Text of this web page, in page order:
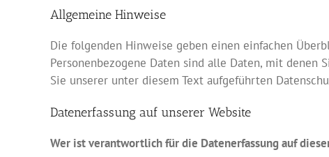
Allgemeine Hinweise
Die folgenden Hinweise geben einen einfachen
Personenbezogene Daten sind alle Daten, mit
Sie unserer unter diesem Text aufgeführten
Datenerfassung auf unserer Website
Wer ist verantwortlich für die Datenerfassung auf